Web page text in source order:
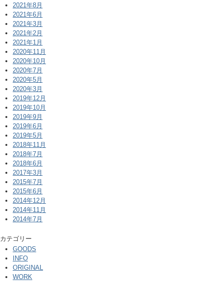
2021年8月
2021年6月
2021年3月
2021年2月
2021年1月
2020年11月
2020年10月
2020年7月
2020年5月
2020年3月
2019年12月
2019年10月
2019年9月
2019年6月
2019年5月
2018年11月
2018年7月
2018年6月
2017年3月
2015年7月
2015年6月
2014年12月
2014年11月
2014年7月
カテゴリー
GOODS
INFO
ORIGINAL
WORK